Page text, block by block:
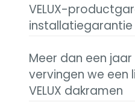
VELUX-
installatiegarantie
Meer dan een
vervingen we
VELUX dakramen